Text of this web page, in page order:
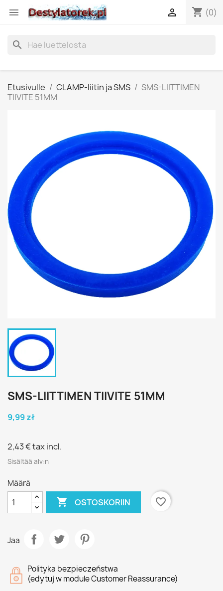
 shopping_cart (0)

search
Etusivulle CLAMP-liitin ja SMS
SMS-LIITTIMEN
TIIVITE 51MM
SMS-LIITTIMEN TIIVITE 51MM
9,99 zł
2,43 €tax incl.
Sisältää alv:n
Määrä
 OSTOSKORIIN favorite_border
Jaa
Polityka bezpieczeństwa
(edytuj w module Customer Reassurance)